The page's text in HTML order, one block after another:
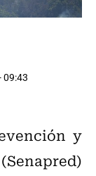
09:43
y